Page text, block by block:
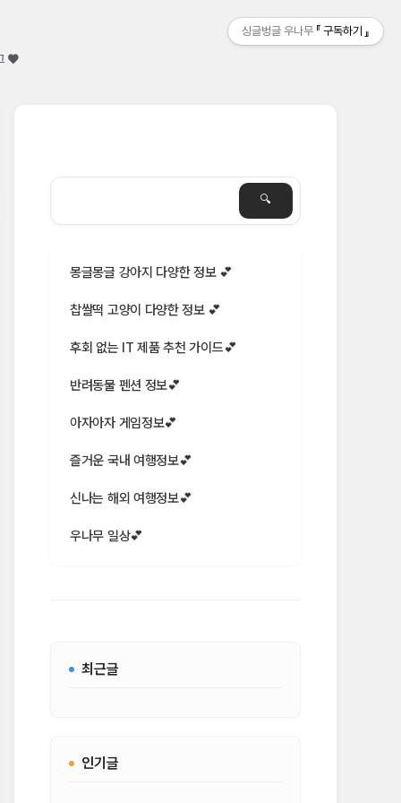
♥
몽글몽글 강아지 다양한 정보 💕
찹쌀떡 고양이 다양한 정보 💕
후회 없는 IT 제품 추천 가이드💕
반려동물 펜션 정보💕
아자아자 게임정보💕
즐거운 국내 여행정보💕
신나는 해외 여행정보💕
우나무 일상💕
최근글
인기글
싱글벙글 우나무 구독하기